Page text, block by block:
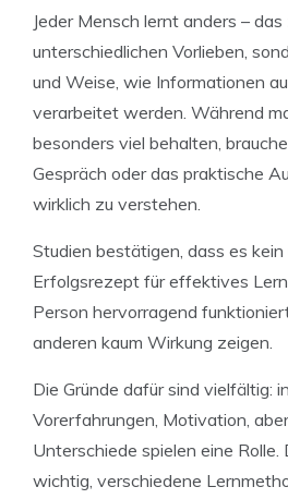
Jeder Mensch lernt anders –
unterschiedlichen Vorlieben,
und Weise, wie Informationen
verarbeitet werden. Während
besonders viel behalten,
Gespräch oder das praktische
wirklich zu verstehen.
Studien bestätigen, dass es kein
Erfolgsrezept für effektives
Person hervorragend
anderen kaum Wirkung zeigen.
Die Gründe dafür sind vielfältig:
Vorerfahrungen, Motivation,
Unterschiede spielen eine Rolle.
wichtig, verschiedene